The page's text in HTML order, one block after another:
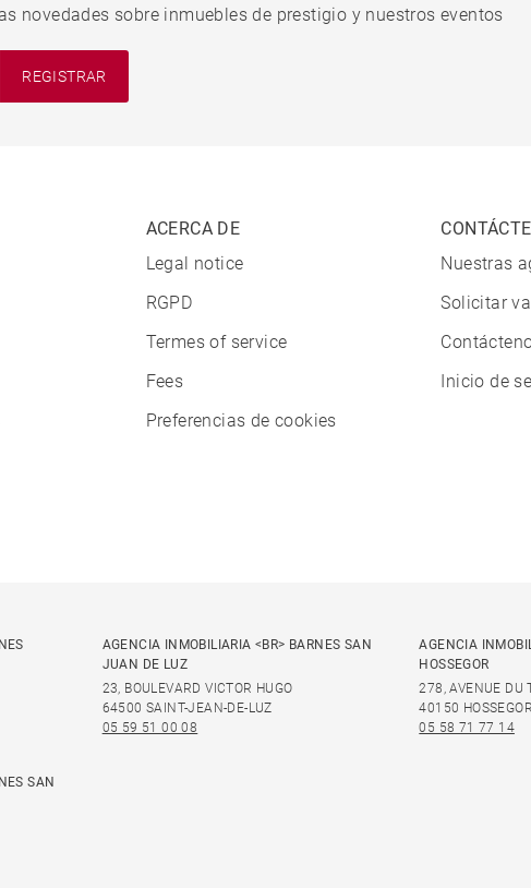
novedades sobre inmuebles de prestigio y nuestros eventos
REGISTRAR
ACERCA DE
Legal notice
RGPD
Termes of service
Fees
Preferencias de cookies
Nuestras
Solicitar
Inicio de
AGENCIA INMOBILIARIA <BR> BARNES SAN
JUAN DE LUZ
23, BOULEVARD VICTOR HUGO
64500 SAINT-JEAN-DE-LUZ
05 59 51 00 08
AGENCIA
HOSSEGOR
278, AVENUE DU
40150 HOSSEGOR
05 58 71 77 14
SAN